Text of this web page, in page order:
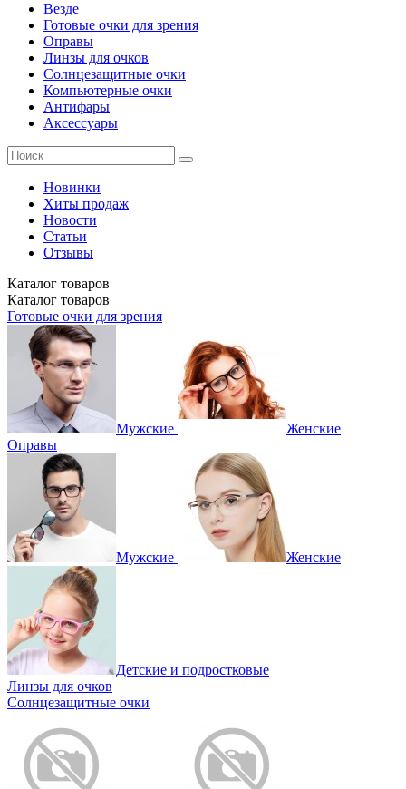
Везде
Готовые очки для зрения
Оправы
Линзы для очков
Солнцезащитные очки
Компьютерные очки
Антифары
Аксессуары
Новинки
Хиты продаж
Новости
Статьи
Отзывы
Каталог товаров
Каталог товаров
Готовые очки для зрения
Мужские
Женские
Оправы
Мужские Женские
Детские и подростковые
Линзы для очков
Солнцезащитные очки